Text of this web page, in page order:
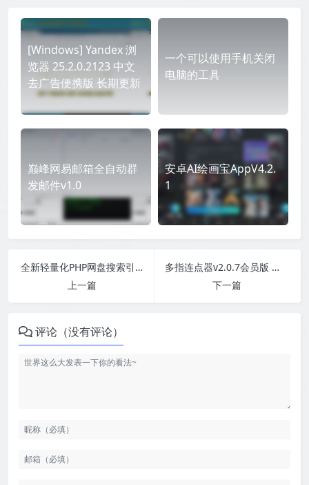
[Windows] Yandex 浏
览器 25.2.0.2123 中文
去广告便携版 长期更新
一个可以使用手机关闭
电脑的工具
巅峰网易邮箱全自动群
发邮件v1.0
安卓AI绘画宝AppV4.2.
1
全新轻量化PHP网盘搜索引擎系统源码
上一篇
多指连点器v2.0.7会员版 代替你手指点击 实现一些自动化操作
下一篇
评论（没有评论）